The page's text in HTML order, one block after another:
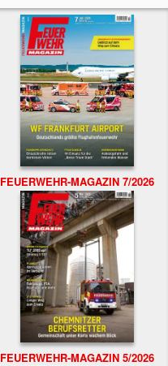
FEUERWEHR-MAGAZIN 7/2026
FEUERWEHR-MAGAZIN 5/2026